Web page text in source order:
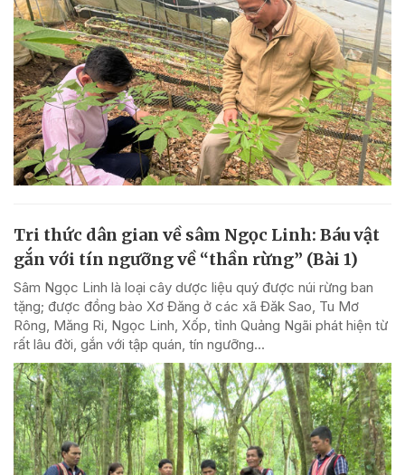
Tri thức dân gian về sâm Ngọc Linh: Báu vật
gắn với tín ngưỡng về “thần rừng” (Bài 1)
Sâm Ngọc Linh là loại cây dược liệu quý được núi rừng ban
tặng; được đồng bào Xơ Đăng ở các xã Đăk Sao, Tu Mơ
Rông, Măng Ri, Ngọc Linh, Xốp, tỉnh Quảng Ngãi phát hiện từ
rất lâu đời, gắn với tập quán, tín ngưỡng...